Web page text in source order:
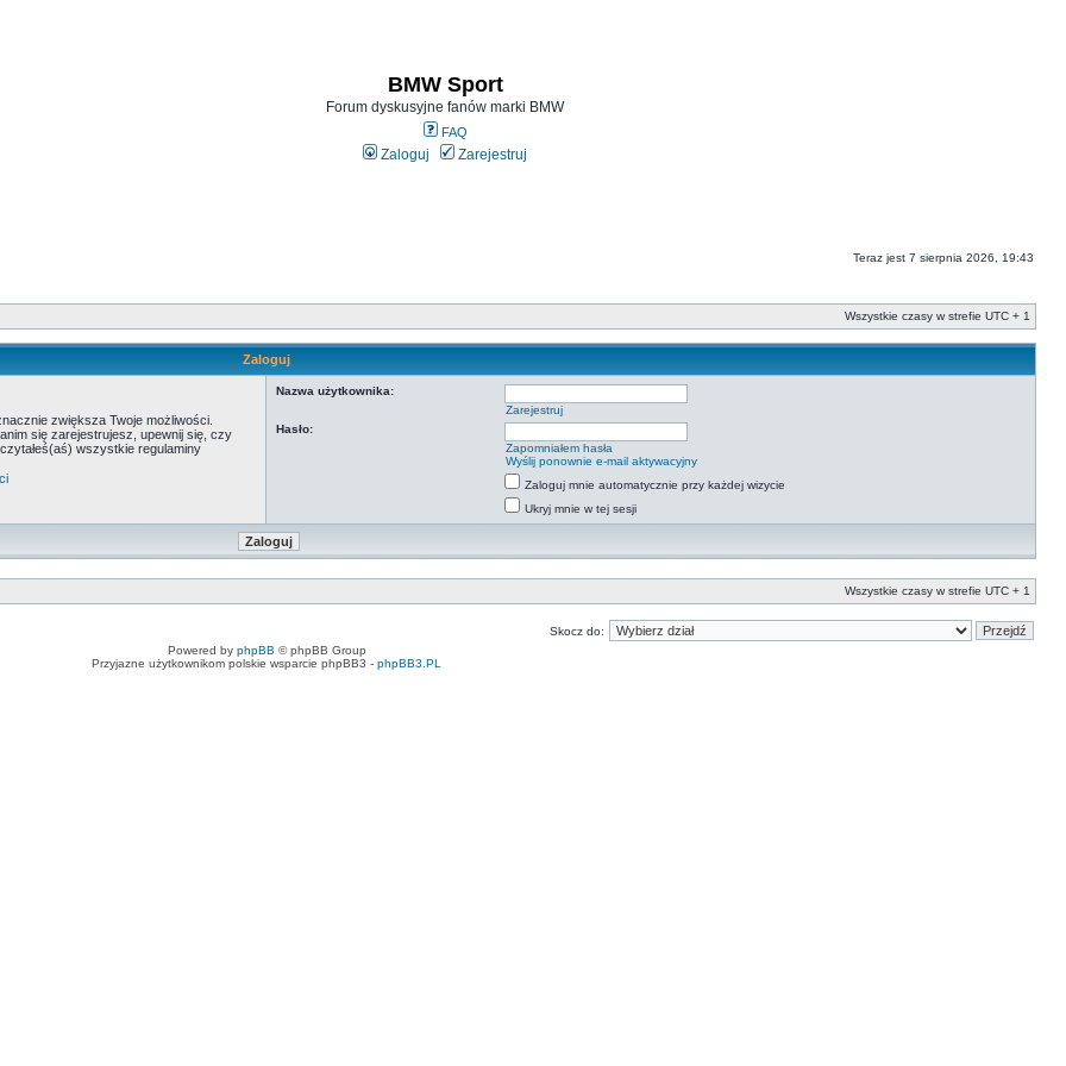
BMW Sport
Forum dyskusyjne fanów marki BMW
FAQ
Zaloguj Zarejestruj
Teraz jest 7 sierpnia 2026, 19:43
Wszystkie czasy w strefie UTC + 1
Zaloguj
zwiększa Twoje możliwości.
się zarejestrujesz, upewnij się, czy
wszystkie regulaminy
Nazwa użytkownika:
Zarejestruj
Hasło:
Zapomniałem hasła
Wyślij ponownie e-mail aktywacyjny
Zaloguj mnie automatycznie przy każdej wizycie
Ukryj mnie w tej sesji
Wszystkie czasy w strefie UTC + 1
Skocz do:
Powered by phpBB © phpBB Group
Przyjazne użytkownikom polskie wsparcie phpBB3 - phpBB3.PL